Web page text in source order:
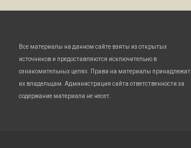
Все материалы на данном сайте взяты из открытых
источников и предоставляются исключительно в
ознакомительных целях. Права на материалы принадлежат
их владельцам. Администрация сайта ответственности за
содержание материала не несет.